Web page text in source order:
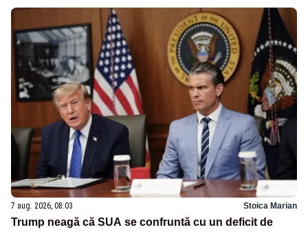
7 aug. 2026, 08:03 Stoica Marian
Trump neagă că SUA se confruntă cu un deficit de